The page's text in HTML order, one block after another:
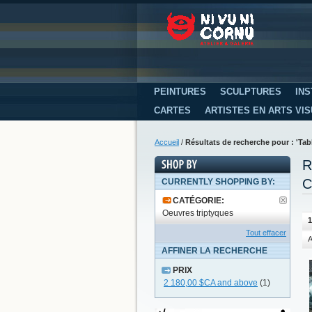
PEINTURES SCULPTURES
CARTES
ARTISTES EN ARTS
Accueil / Résultats de recherche pour :
CURRENTLY SHOPPING BY:
CATÉGORIE:
Oeuvres triptyques
Tout effacer
AFFINER LA RECHERCHE
PRIX
2 180,00 $CAand above (1)